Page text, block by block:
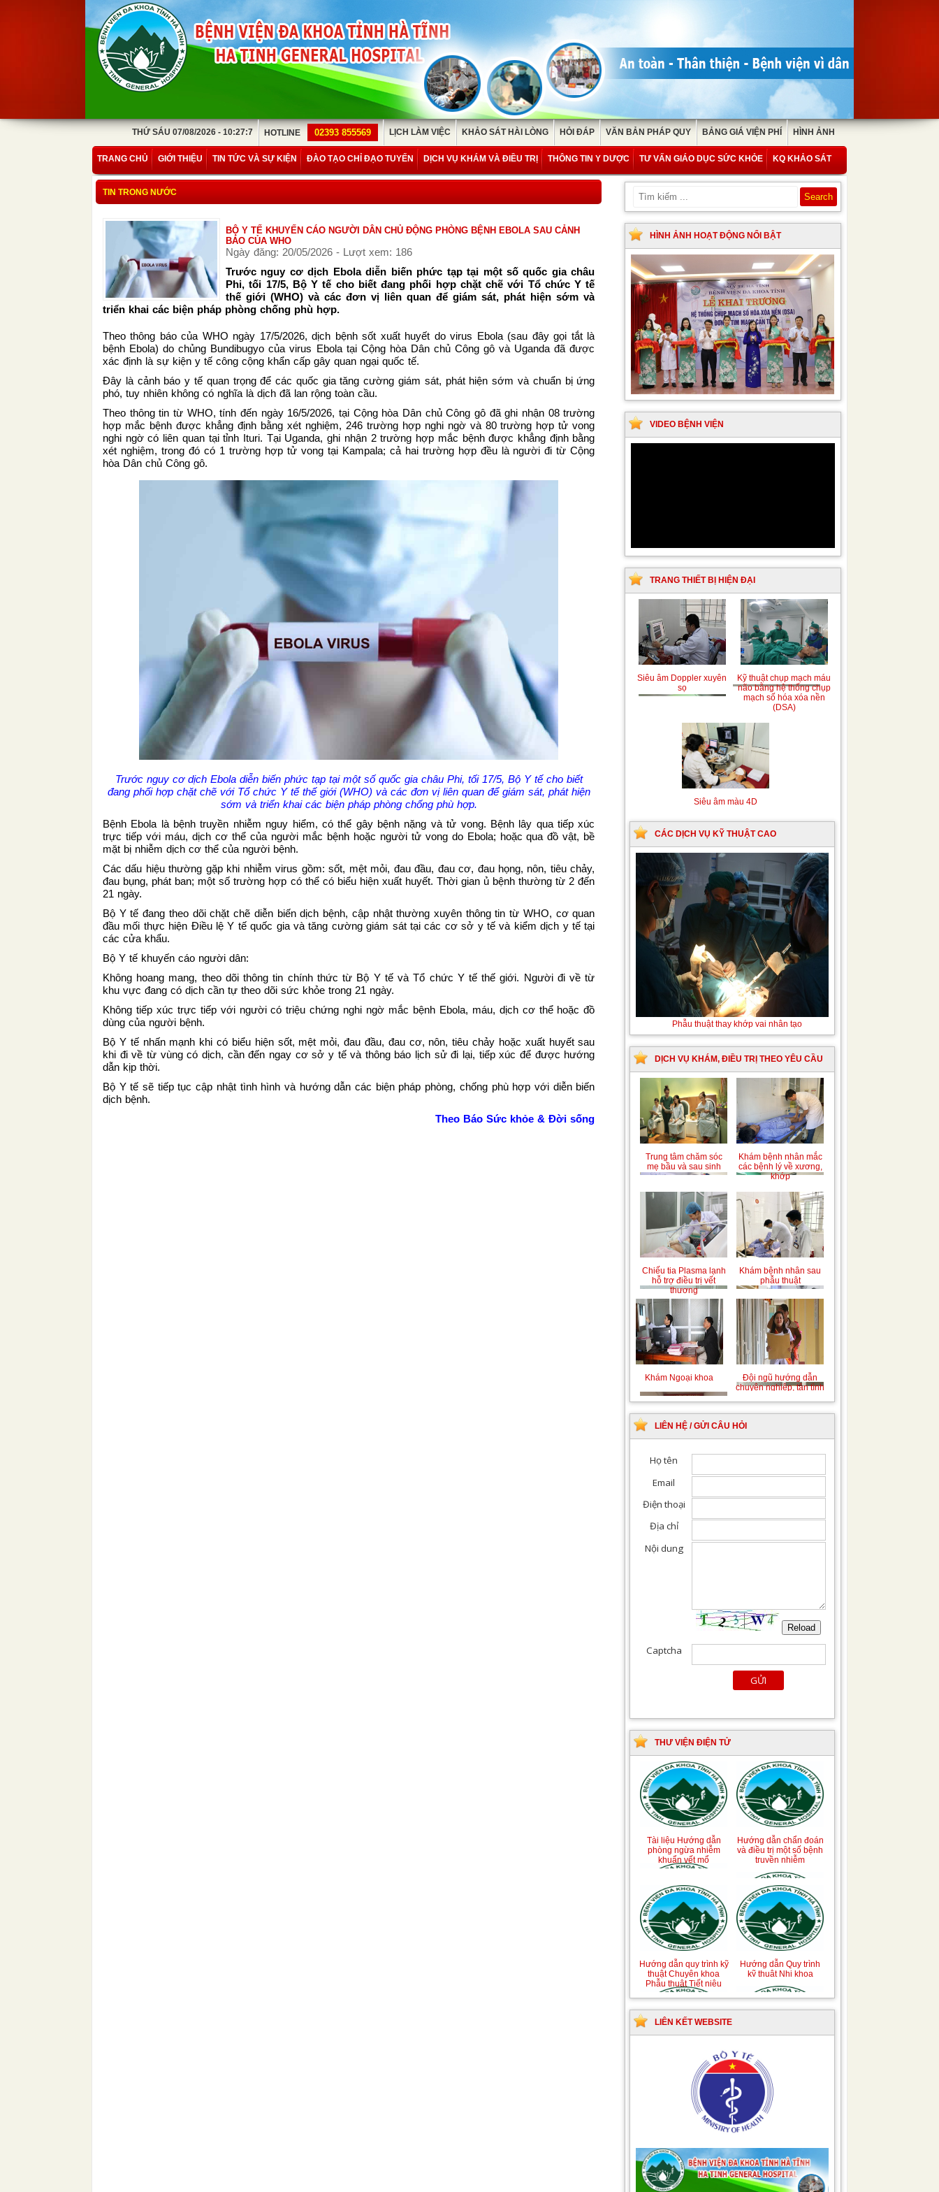
THỨ SÁU 07/08/2026 - 10:27:7 HOTLINE 02393 855569 LỊCH LÀM VIỆC KHẢO SÁT HÀI LÒNG HỎI ĐÁP VĂN BẢN PHÁP QUY BẢNG GIÁ VIỆN PHÍ HÌNH ẢNH
TRANG CHỦ GIỚI THIỆU TIN TỨC VÀ SỰ KIỆN ĐÀO TẠO CHỈ ĐẠO TUYẾN DỊCH VỤ KHÁM VÀ ĐIỀU TRỊ THÔNG TIN Y DƯỢC TƯ VẤN GIÁO DỤC SỨC KHỎE KQ KHẢO SÁT
TIN TRONG NƯỚC
BỘ Y TẾ KHUYẾN CÁO NGƯỜI DÂN CHỦ ĐỘNG PHÒNG BỆNH EBOLA SAU CẢNH
BÁO CỦA WHO
Ngày đăng: 20/05/2026 - Lượt xem: 186
Trước nguy cơ dịch Ebola diễn biến phức tạp tại một số quốc gia châu
Phi, tối 17/5, Bộ Y tế cho biết đang phối hợp chặt chẽ với Tổ chức Y tế
thế giới (WHO) và các đơn vị liên quan để giám sát, phát hiện sớm và
triển khai các biện pháp phòng chống phù hợp.
Theo thông báo của WHO ngày 17/5/2026, dịch bệnh sốt xuất huyết do virus Ebola (sau đây gọi tắt là
bệnh Ebola) do chủng Bundibugyo của virus Ebola tại Cộng hòa Dân chủ Công gô và Uganda đã được
xác định là sự kiện y tế công cộng khẩn cấp gây quan ngại quốc tế.
Đây là cảnh báo y tế quan trọng để các quốc gia tăng cường giám sát, phát hiện sớm và chuẩn bị ứng
phó, tuy nhiên không có nghĩa là dịch đã lan rộng toàn cầu.
Theo thông tin từ WHO, tính đến ngày 16/5/2026, tại Cộng hòa Dân chủ Công gô đã ghi nhận 08 trường
hợp mắc bệnh được khẳng định bằng xét nghiệm, 246 trường hợp nghi ngờ và 80 trường hợp tử vong
nghi ngờ có liên quan tại tỉnh Ituri. Tại Uganda, ghi nhận 2 trường hợp mắc bệnh được khẳng định bằng
xét nghiệm, trong đó có 1 trường hợp tử vong tại Kampala; cả hai trường hợp đều là người đi từ Cộng
hòa Dân chủ Công gô.
Trước nguy cơ dịch Ebola diễn biến phức tạp tại một số quốc gia châu Phi, tối 17/5, Bộ Y tế cho biết
đang phối hợp chặt chẽ với Tổ chức Y tế thế giới (WHO) và các đơn vị liên quan để giám sát, phát hiện
sớm và triển khai các biện pháp phòng chống phù hợp.
Bệnh Ebola là bệnh truyền nhiễm nguy hiểm, có thể gây bệnh nặng và tử vong. Bệnh lây qua tiếp xúc
trực tiếp với máu, dịch cơ thể của người mắc bệnh hoặc người tử vong do Ebola; hoặc qua đồ vật, bề
mặt bị nhiễm dịch cơ thể của người bệnh.
Các dấu hiệu thường gặp khi nhiễm virus gồm: sốt, mệt mỏi, đau đầu, đau cơ, đau họng, nôn, tiêu chảy,
đau bụng, phát ban; một số trường hợp có thể có biểu hiện xuất huyết. Thời gian ủ bệnh thường từ 2 đến
21 ngày.
Bộ Y tế đang theo dõi chặt chẽ diễn biến dịch bệnh, cập nhật thường xuyên thông tin từ WHO, cơ quan
đầu mối thực hiện Điều lệ Y tế quốc gia và tăng cường giám sát tại các cơ sở y tế và kiểm dịch y tế tại
các cửa khẩu.
Bộ Y tế khuyến cáo người dân:
Không hoang mang, theo dõi thông tin chính thức từ Bộ Y tế và Tổ chức Y tế thế giới. Người đi về từ
khu vực đang có dịch cần tự theo dõi sức khỏe trong 21 ngày.
Không tiếp xúc trực tiếp với người có triệu chứng nghi ngờ mắc bệnh Ebola, máu, dịch cơ thể hoặc đồ
dùng của người bệnh.
Bộ Y tế nhấn mạnh khi có biểu hiện sốt, mệt mỏi, đau đầu, đau cơ, nôn, tiêu chảy hoặc xuất huyết sau
khi đi về từ vùng có dịch, cần đến ngay cơ sở y tế và thông báo lịch sử đi lại, tiếp xúc để được hướng
dẫn kịp thời.
Bộ Y tế sẽ tiếp tục cập nhật tình hình và hướng dẫn các biện pháp phòng, chống phù hợp với diễn biến
dịch bệnh.
Theo Báo Sức khỏe & Đời sống
HÌNH ẢNH HOẠT ĐỘNG NỔI BẬT
VIDEO BỆNH VIỆN
TRANG THIẾT BỊ HIỆN ĐẠI
Siêu âm Doppler xuyên
sọ
Kỹ thuật chụp mạch máu
não bằng hệ thống chụp
mạch số hóa xóa nền
(DSA)
Siêu âm màu 4D
CÁC DỊCH VỤ KỸ THUẬT CAO
thuật
nhân
Thay máu sơ sinh do bất đồng nhóm máu
DỊCH VỤ KHÁM, ĐIỀU TRỊ THEO YÊU CẦU
Trung tâm chăm sóc
mẹ bầu và sau sinh
Khám bệnh nhân mắc
các bệnh lý về xương,
khớp
Chiếu tia Plasma lạnh
hỗ trợ điều trị vết
thương
Khám bệnh nhân sau
phẫu thuật
Khám Ngoại khoa
Đội ngũ hướng dẫn
chuyên nghiệp, tận tình
LIÊN HỆ / GỬI CÂU HỎI
THƯ VIỆN ĐIỆN TỬ
Tài liệu Hướng dẫn
phòng ngừa nhiễm
khuẩn vết mổ
Hướng dẫn chẩn đoán
và điều trị một số bệnh
truyền nhiễm
Hướng dẫn quy trình kỹ
thuật Chuyên khoa
Phẫu thuật Tiết niệu
Hướng dẫn Quy trình
kỹ thuật Nhi khoa
LIÊN KẾT WEBSITE